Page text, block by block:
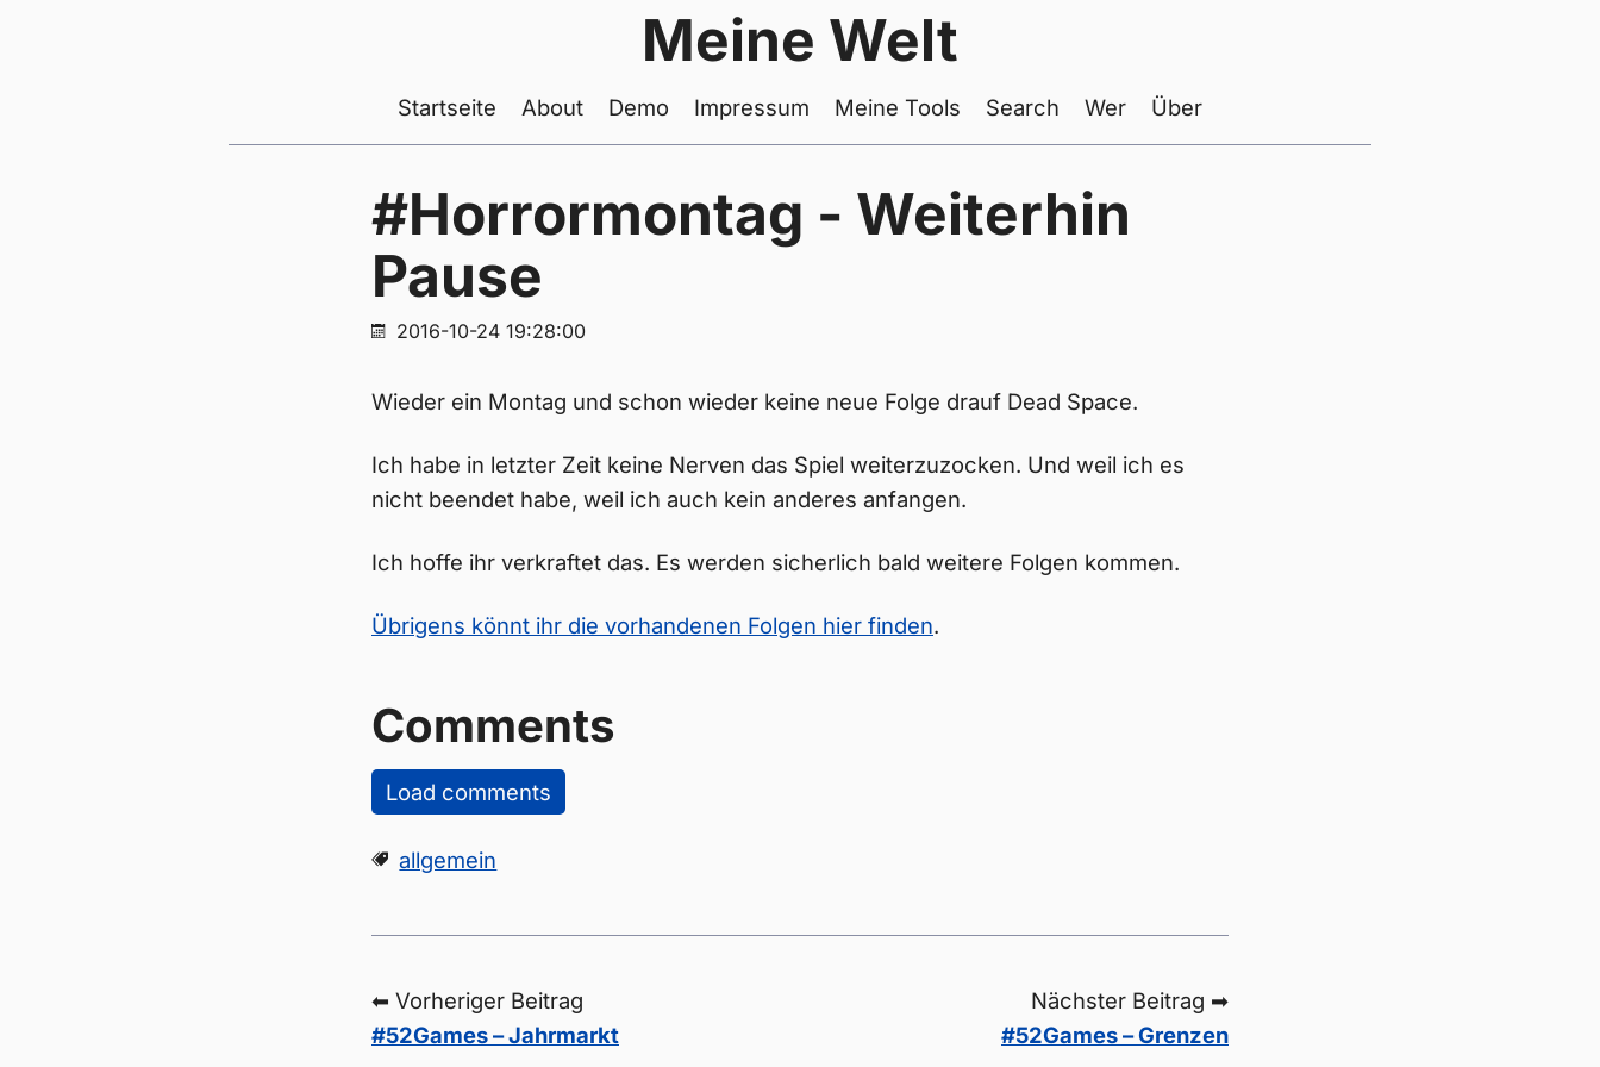
Meine Welt
Startseite About Demo Impressum Meine Tools Search Wer Über
#Horrormontag - Weiterhin
Pause
2016-10-24 19:28:00
Wieder ein Montag und schon wieder keine neue Folge drauf Dead Space.
Ich habe in letzter Zeit keine Nerven das Spiel weiterzuzocken. Und weil ich es
nicht beendet habe, weil ich auch kein anderes anfangen.
Ich hoffe ihr verkraftet das. Es werden sicherlich bald weitere Folgen kommen.
Übrigens könnt ihr die vorhandenen Folgen hier finden.
Comments
Load comments
allgemein
⬅ Vorheriger Beitrag
#52Games – Jahrmarkt
Nächster Beitrag ➡
#52Games – Grenzen